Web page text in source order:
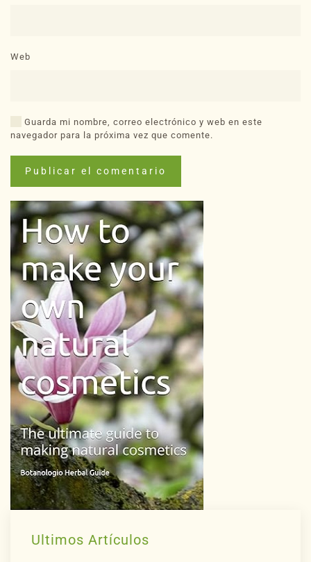
Web
Guarda mi nombre, correo electrónico y web en este
navegador para la próxima vez que comente.
Publicar el comentario
Ultimos Artículos